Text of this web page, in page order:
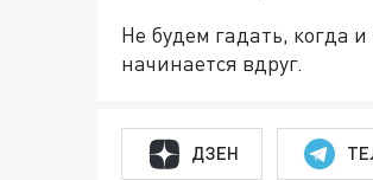
Не будем гадать, когда
начинается вдруг.
ДЗЕН